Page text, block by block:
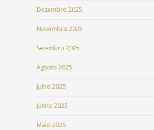
Dezembro 2025
Novembro 2025
Setembro 2025
Agosto 2025
Julho 2025
Junho 2025
Maio 2025